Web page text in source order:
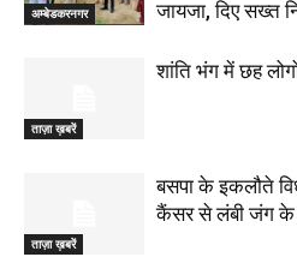
अम्बेडकरनगर
जायजा, दिए सख्त
ताज़ा ख़बरें
शांति भंग में छह
ताज़ा ख़बरें
बसपा के इकलौते
कैंसर से लंबी जंग के